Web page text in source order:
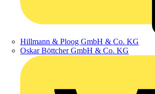
Hillmann & Ploog GmbH & Co. KG
Oskar Böttcher GmbH & Co. KG